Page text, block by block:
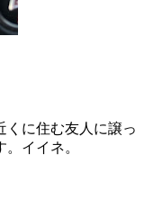
くに住む友人に譲っ
イイネ。